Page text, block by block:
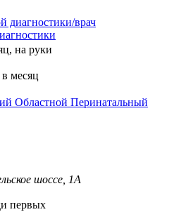
диагностики/врач
на руки
месяц
Областной Перинатальный
шоссе, 1А
первых